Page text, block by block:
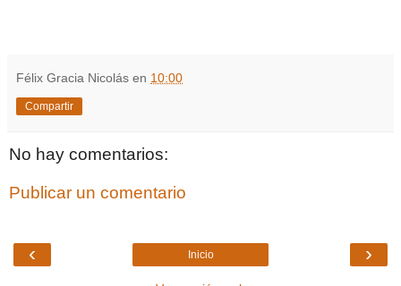
Félix Gracia Nicolás en 10:00
Compartir
No hay comentarios:
Publicar un comentario
‹ ›
Inicio